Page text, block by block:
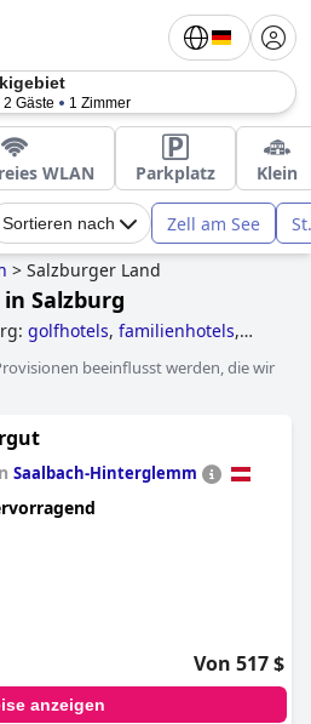
2 Gäste 1 Zimmer
WLAN Parkplatz Klein
Sortieren nach Zell am See
> Salzburger Land
Salzburg
golfhotels, familienhotels,
günstige hotels.
beeinflusst werden, die wir
Saalbach-Hinterglemm
Von 517 $
anzeigen